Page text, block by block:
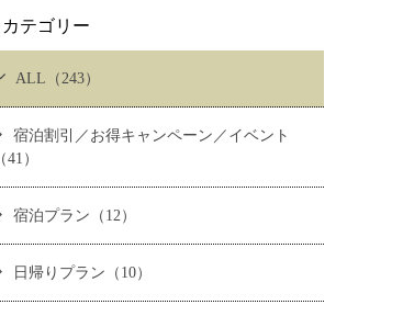
カテゴリー
ALL（243）
宿泊割引／お得キャンペーン／イベント
（41）
宿泊プラン（12）
日帰りプラン（10）